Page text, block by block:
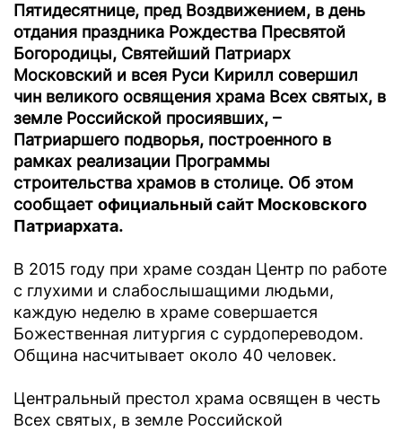
Пятидесятнице, пред Воздвижением, в день
отдания праздника Рождества Пресвятой
Богородицы, Святейший Патриарх
Московский и всея Руси Кирилл совершил
чин великого освящения храма Всех святых, в
земле Российской просиявших, –
Патриаршего подворья, построенного в
рамках реализации Программы
строительства храмов в столице. Об этом
сообщает официальный сайт Московского
Патриархата.
В 2015 году при храме создан Центр по работе
с глухими и слабослышащими людьми,
каждую неделю в храме совершается
Божественная литургия с сурдопереводом.
Община насчитывает около 40 человек.
Центральный престол храма освящен в честь
Всех святых, в земле Российской